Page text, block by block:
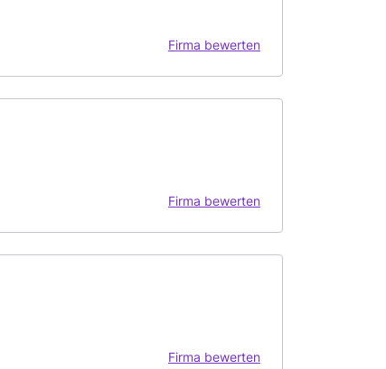
Firma bewerten
Firma bewerten
Firma bewerten